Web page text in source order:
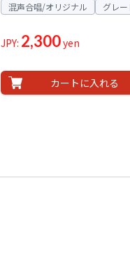
混声合唱/オリジナル グレ
JPY: 2,300yen
カートに入れる